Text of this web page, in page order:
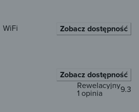
WiFi
Zobacz dostępność
Zobacz dostępność
9.3
Rewelacyjny
1 opinia